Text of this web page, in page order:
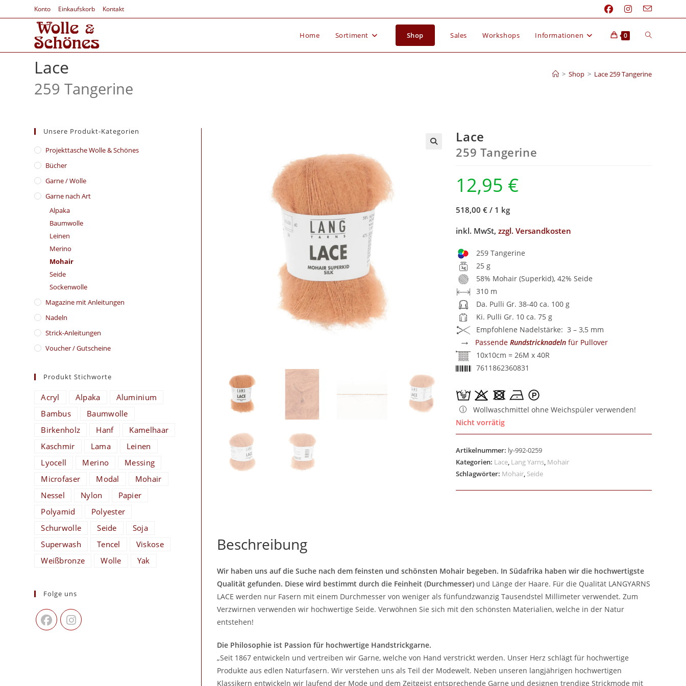
Konto Einkaufskorb Kontakt
Home Sortiment Shop Sales Workshops Informationen 0
Lace
259 Tangerine
> Shop > Lace 259 Tangerine
Lace
259 Tangerine
12,95 €
518,00 € / 1 kg
inkl. MwSt,zzgl. Versandkosten
259 Tangerine
25 g
58% Mohair (Superkid), 42% Seide
310 m
Da. Pulli Gr. 38-40 ca. 100 g
Ki. Pulli Gr. 10 ca. 75 g
Empfohlene Nadelstärke: 3 – 3,5 mm
→ PassendeRundstricknadeln für Pullover
10x10cm = 26M x 40R
7611862360831
Wollwaschmittel ohne Weichspüler verwenden!
Nicht vorrätig
Artikelnummer: ly-992-0259
Kategorien: Lace, Lang Yarns, Mohair
Schlagwörter: Mohair, Seide
Beschreibung
Wir haben uns auf die Suche nach dem feinsten und schönsten Mohair begeben. In Südafrika haben wir die hochwertigste
Qualität gefunden. Diese wird bestimmt durch die Feinheit (Durchmesser)und Länge der Haare. Für die Qualität LANGYARNS
LACE werden nur Fasern mit einem Durchmesser von weniger als fünfundzwanzig Tausendstel Millimeter verwendet. Zum
Verzwirnen verwenden wir hochwertige Seide. Verwöhnen Sie sich mit den schönsten Materialien, welche in der Natur
entstehen!
Die Philosophie ist Passion für hochwertige Handstrickgarne.
„Seit 1867 entwickeln und vertreiben wir Garne, welche von Hand verstrickt werden. Unser Herz schlägt für hochwertige
Produkte aus edlen Naturfasern. Wir verstehen uns als Teil der Modewelt. Neben unseren langjährigen hochwertigen
Klassikern entwickeln wir laufend der Mode und dem Zeitgeist entsprechende Garne und designen trendige Strickmode mit
Unsere Produkt-Kategorien
​Projekttasche Wolle & Schönes
Bücher
Garne / Wolle
Garne nach Art
Alpaka
Baumwolle
Leinen
Merino
Mohair
Seide
Sockenwolle
Magazine mit Anleitungen
Nadeln
Strick-Anleitungen
Voucher / Gutscheine
Produkt Stichworte
Acryl Alpaka
Aluminium
Bambus
Baumwolle
Birkenholz
Hanf
Kamelhaar
Kaschmir
Lama
Leinen
Lyocell
Merino
Messing
Microfaser
Modal
Mohair
Nessel
Nylon
Papier
Polyamid
Polyester
Schurwolle
Seide
Soja
Superwash
Tencel
Viskose
Weißbronze
Wolle Yak
Folge uns